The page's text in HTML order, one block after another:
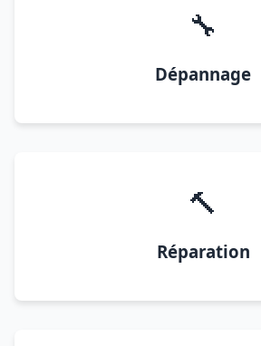
🔧
Dépannage
🔨
Réparation